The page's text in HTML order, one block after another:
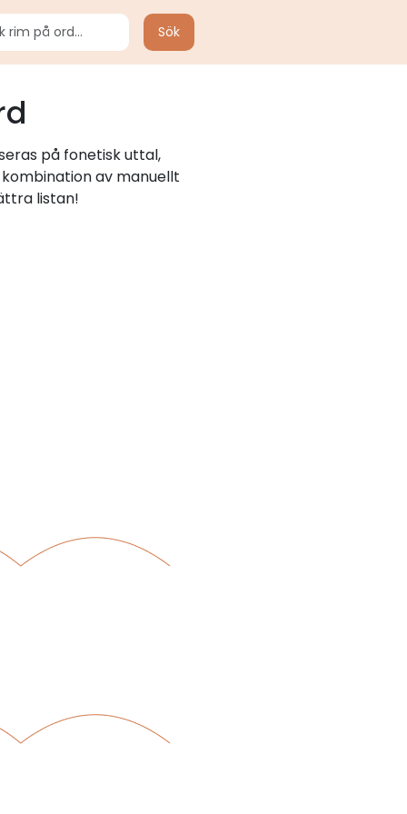
Sök
på fonetisk uttal,
av manuellt
listan!